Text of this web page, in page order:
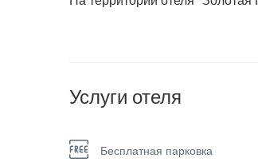
Услуги отеля
Бесплатная парковка